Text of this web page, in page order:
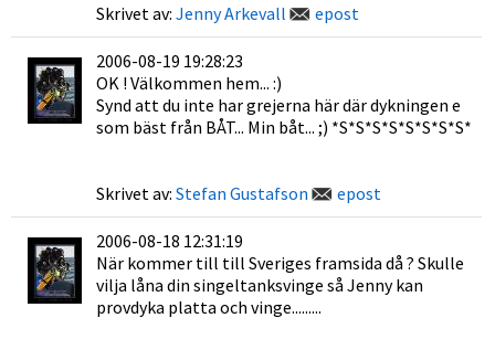
Skrivet av: Jenny Arkevall epost
2006-08-19 19:28:23
OK ! Välkommen hem... :)
Synd att du inte har grejerna här där dykningen e
som bäst från BÅT... Min båt... ;) *S*S*S*S*S*S*S*S*
Skrivet av: Stefan Gustafson epost
2006-08-18 12:31:19
När kommer till till Sveriges framsida då ? Skulle
vilja låna din singeltanksvinge så Jenny kan
provdyka platta och vinge.........